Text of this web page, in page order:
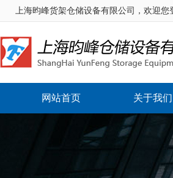
上海昀峰货架仓储设备有限公司，欢迎您
网站首页 关于我们